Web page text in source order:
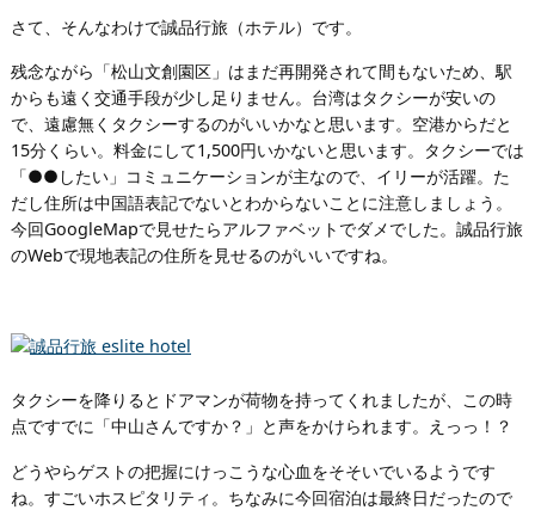
さて、そんなわけで誠品行旅（ホテル）です。
残念ながら「松山文創園区」はまだ再開発されて間もないため、駅
からも遠く交通手段が少し足りません。台湾はタクシーが安いの
で、遠慮無くタクシーするのがいいかなと思います。空港からだと
15分くらい。料金にして1,500円いかないと思います。タクシーでは
「●●したい」コミュニケーションが主なので、イリーが活躍。た
だし住所は中国語表記でないとわからないことに注意しましょう。
今回GoogleMapで見せたらアルファベットでダメでした。誠品行旅
のWebで現地表記の住所を見せるのがいいですね。
タクシーを降りるとドアマンが荷物を持ってくれましたが、この時
点ですでに「中山さんですか？」と声をかけられます。えっっ！？
どうやらゲストの把握にけっこうな心血をそそいでいるようです
ね。すごいホスピタリティ。ちなみに今回宿泊は最終日だったので